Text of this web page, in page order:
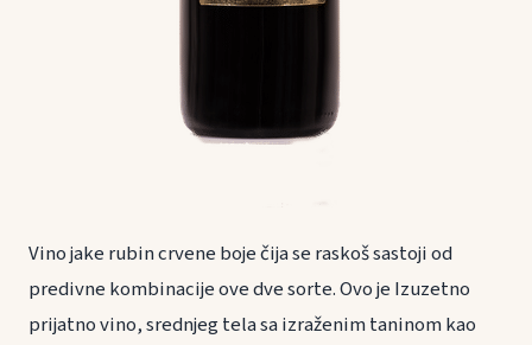
Vino jake rubin crvene boje čija se raskoš sastoji od
predivne kombinacije ove dve sorte. Ovo je Izuzetno
prijatno vino, srednjeg tela sa izraženim taninom kao